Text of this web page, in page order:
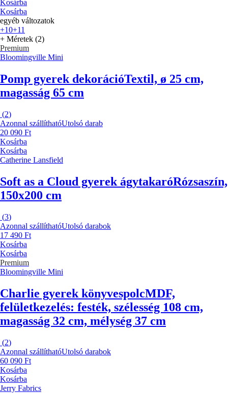
Kosárba
Kosárba
egyéb változatok
+10+11
+ Méretek (2)
Premium
Bloomingville Mini
Pomp gyerek dekorációTextil, ø 25 cm,
magasság 65 cm
(2)
Azonnal szállíthatóUtolsó darab
20 090 Ft
Kosárba
Kosárba
Catherine Lansfield
Soft as a Cloud gyerek ágytakaróRózsaszín,
150x200 cm
(3)
Azonnal szállíthatóUtolsó darabok
17 490 Ft
Kosárba
Kosárba
Premium
Bloomingville Mini
Charlie gyerek könyvespolcMDF,
felületkezelés: festék, szélesség 108 cm,
magasság 32 cm, mélység 37 cm
(2)
Azonnal szállíthatóUtolsó darabok
60 090 Ft
Kosárba
Kosárba
Jerry Fabrics